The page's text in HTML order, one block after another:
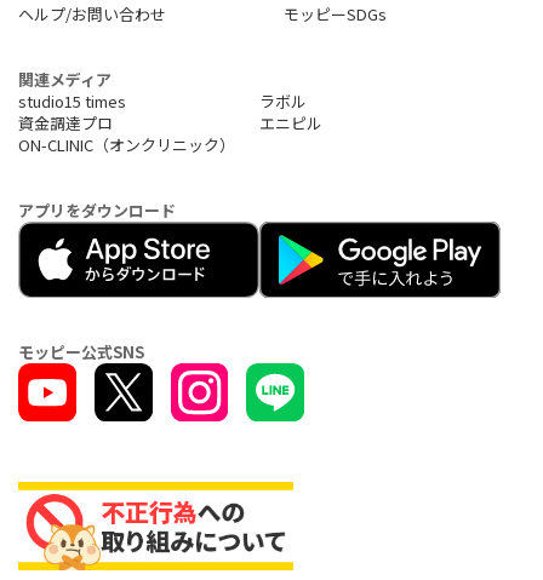
ヘルプ/お問い合わせ
モッピーSDGs
関連メディア
studio15 times
ラボル
資金調達プロ
エニピル
ON-CLINIC（オンクリニック）
アプリをダウンロード
モッピー公式SNS